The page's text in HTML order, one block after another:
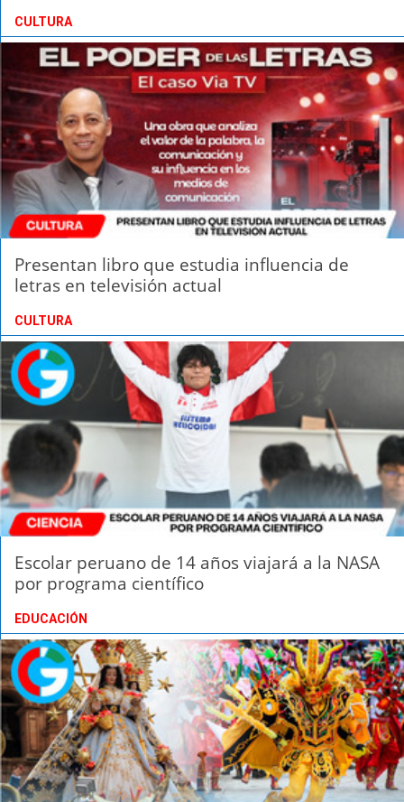
CULTURA
Presentan libro que estudia influencia de
letras en televisión actual
CULTURA
Escolar peruano de 14 años viajará a la NASA
por programa científico
EDUCACIÓN